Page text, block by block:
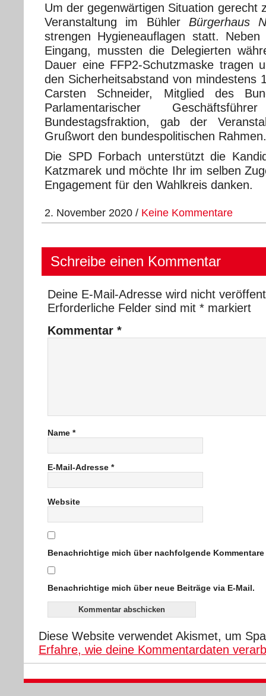
Um der gegenwärtigen Situation gerecht
Veranstaltung im Bühler Bürgerhaus
strengen Hygieneauflagen statt.
Eingang, mussten die Delegierten
Dauer eine FFP2-Schutzmaske tragen
den Sicherheitsabstand von mindestens
Carsten Schneider, Mitglied des
Parlamentarischer
Bundestagsfraktion, gab der
Grußwort den bundespolitischen Rahmen.
Die SPD Forbach unterstützt die
Katzmarek und möchte Ihr im selben
Engagement für den Wahlkreis danken.
2. November 2020 / Keine Kommentare
Schreibe einen Kommentar
Deine E-Mail-Adresse wird nicht
Erforderliche Felder sind mit * markiert
Kommentar *
Name *
E-Mail-Adresse *
Website
Benachrichtige mich über nachfolgende Kommentare
Benachrichtige mich über neue Beiträge via E-Mail.
Diese Website verwendet Akismet, um
Erfahre, wie deine Kommentardaten